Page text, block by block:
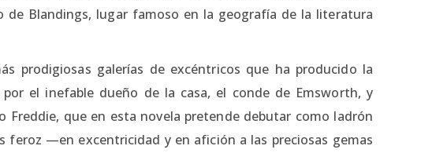
de Blandings, lugar famoso en la geografía de la literatura
prodigiosas galerías de excéntricos que ha producido la
el inefable dueño de la casa, el conde de Emsworth, y
Freddie, que en esta novela pretende debutar como ladrón
feroz —en excentricidad y en afición a las preciosas gemas